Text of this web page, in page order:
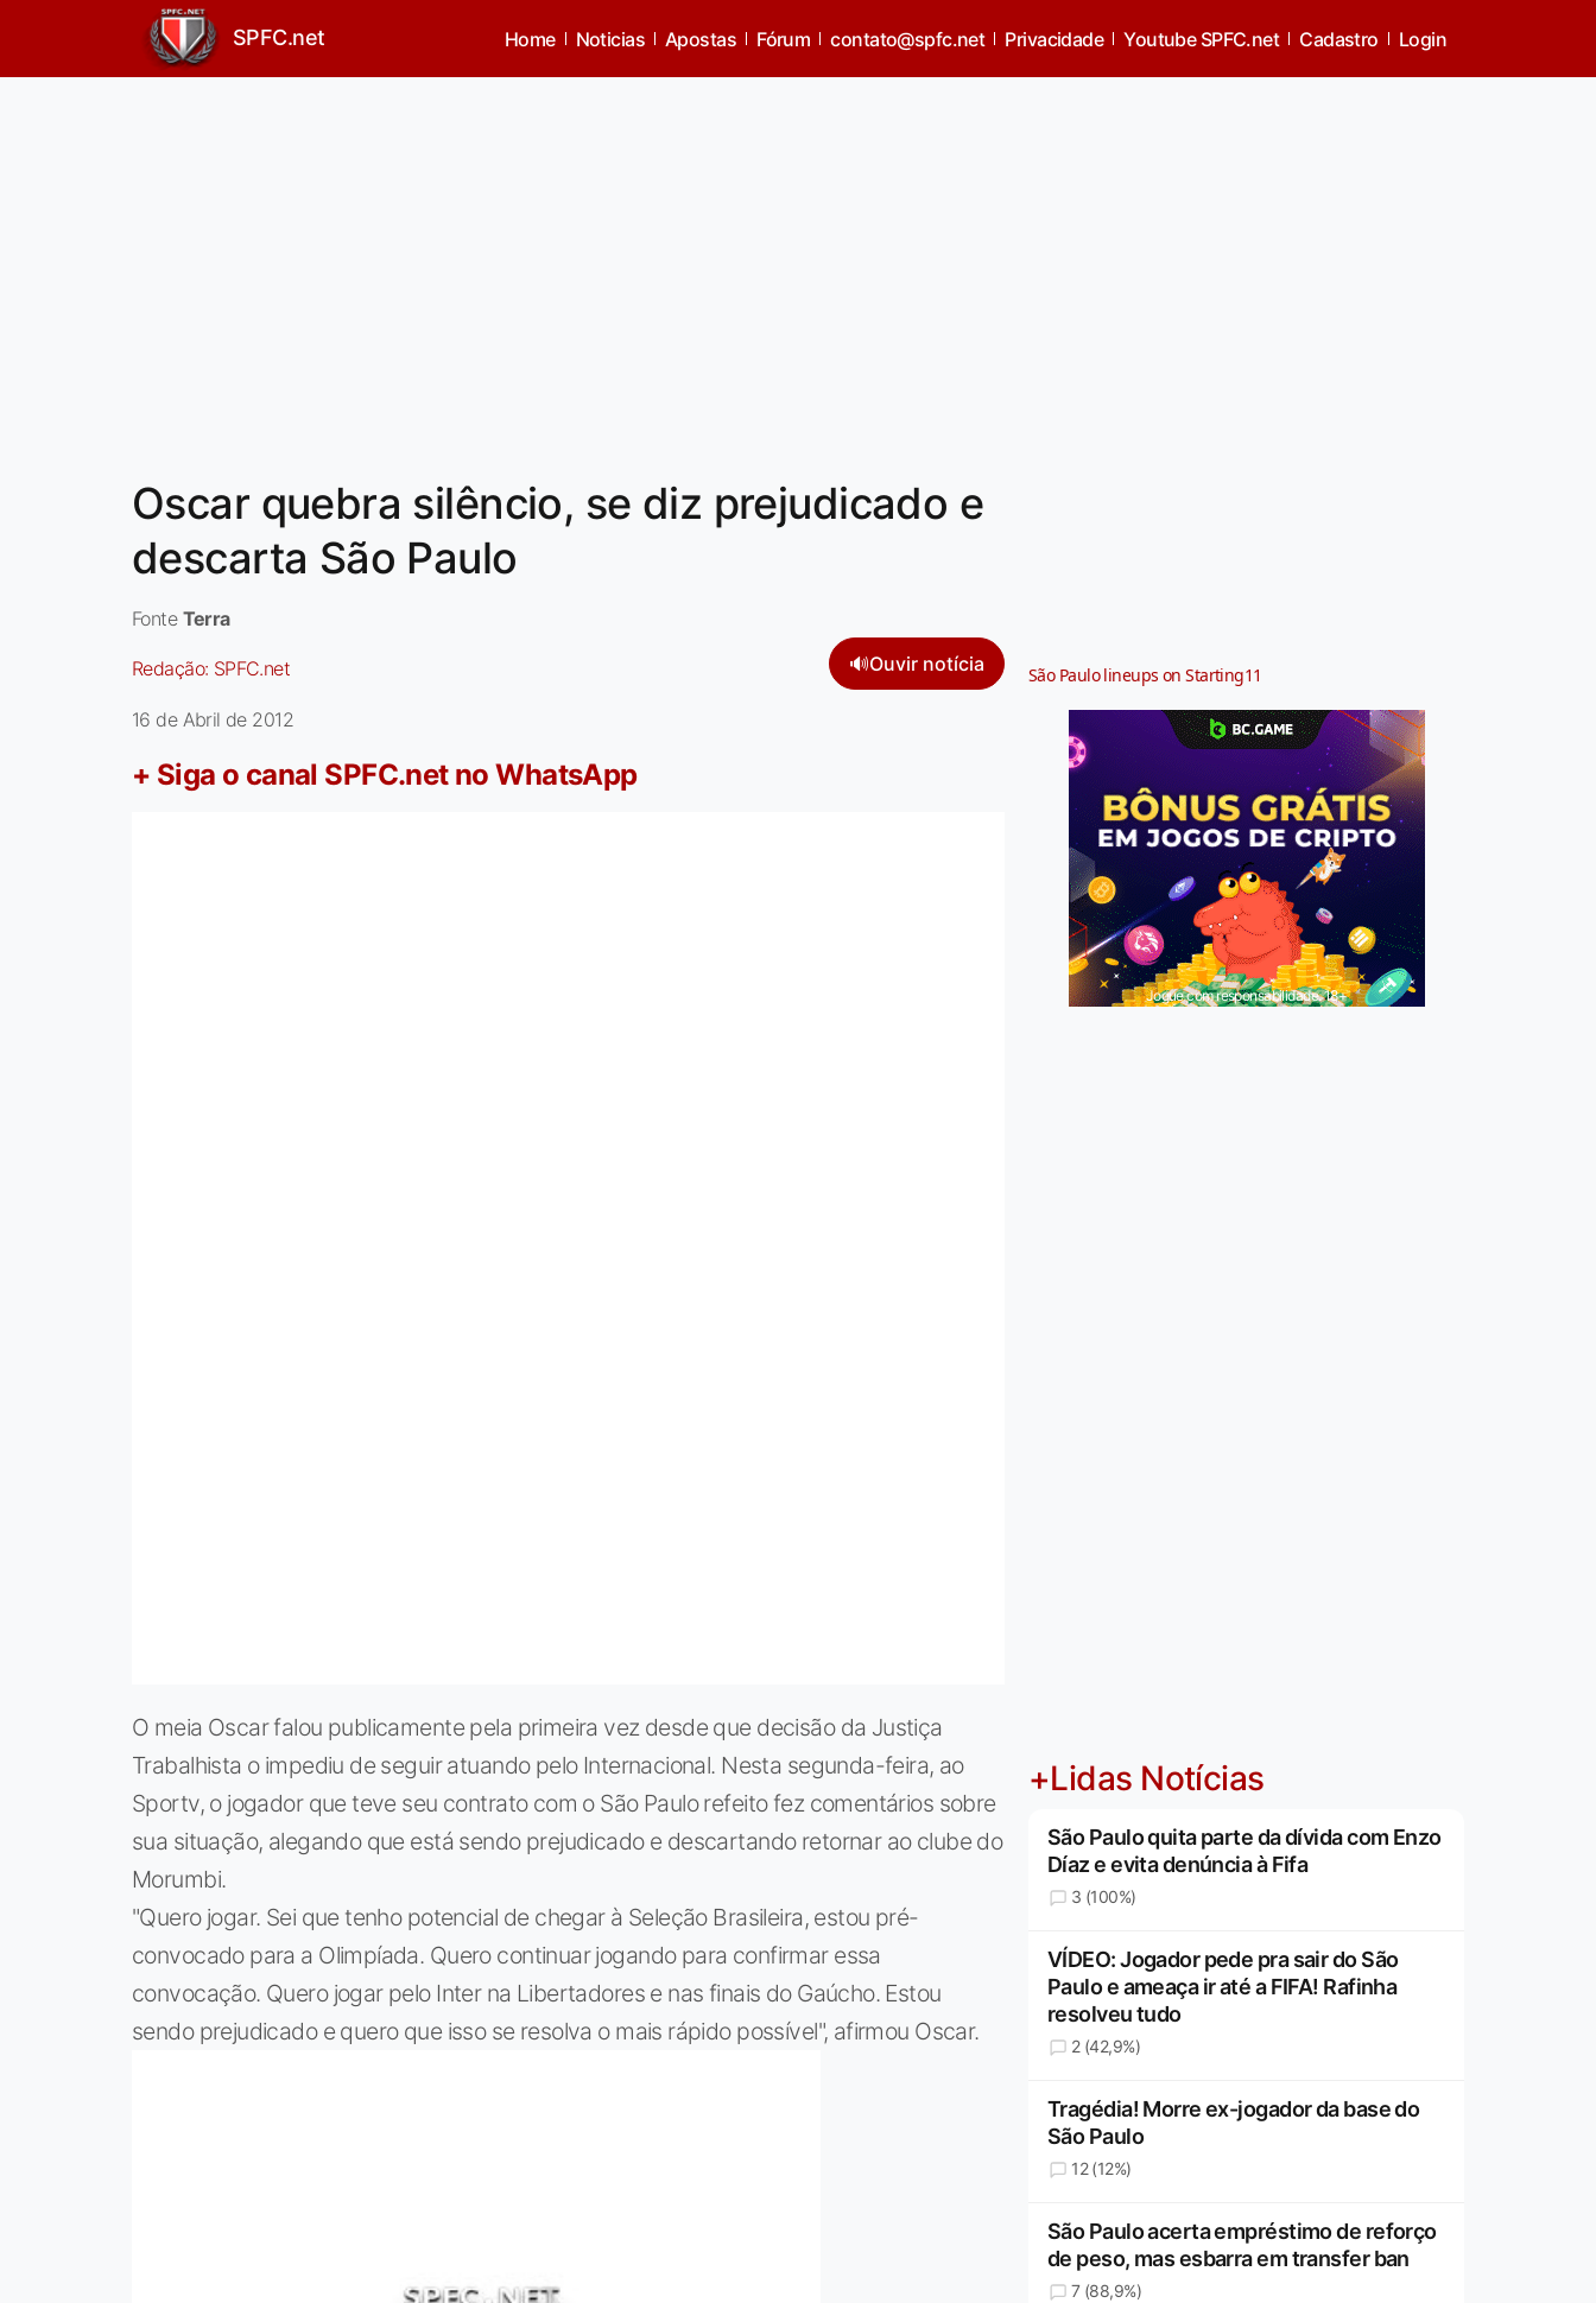
SPFC.net Home Noticias Apostas Fórum contato@spfc.net Privacidade Youtube SPFC.net Cadastro Login
Oscar quebra silêncio, se diz prejudicado e
descarta São Paulo
Fonte Terra
Redação: SPFC.net 🔊Ouvir notícia
16 de Abril de 2012
+ Siga o canal SPFC.net no WhatsApp
O meia Oscar falou publicamente pela primeira vez desde que decisão da Justiça
Trabalhista o impediu de seguir atuando pelo Internacional. Nesta segunda-feira, ao
Sportv, o jogador que teve seu contrato com o São Paulo refeito fez comentários sobre
sua situação, alegando que está sendo prejudicado e descartando retornar ao clube do
Morumbi.
"Quero jogar. Sei que tenho potencial de chegar à Seleção Brasileira, estou pré-
convocado para a Olimpíada. Quero continuar jogando para confirmar essa
convocação. Quero jogar pelo Inter na Libertadores e nas finais do Gaúcho. Estou
sendo prejudicado e quero que isso se resolva o mais rápido possível", afirmou Oscar.
São Paulo lineups on Starting11
Jogue com responsabilidade. 18+
+Lidas Notícias
São Paulo quita parte da dívida com Enzo
Díaz e evita denúncia à Fifa
3 (100%)
VÍDEO: Jogador pede pra sair do São
Paulo e ameaça ir até a FIFA! Rafinha
resolveu tudo
2 (42,9%)
Tragédia! Morre ex-jogador da base do
São Paulo
12 (12%)
São Paulo acerta empréstimo de reforço
de peso, mas esbarra em transfer ban
7 (88,9%)